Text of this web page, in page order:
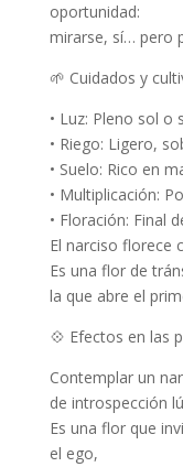
oportunidad:
mirarse, sí… pero
🌱 Cuidados y
• Luz: Pleno sol o
• Riego: Ligero,
• Suelo: Rico en
• Multiplicación:
• Floración: Final
El narciso florece
Es una flor de
la que abre el
💠 Efectos en las
Contemplar un
de introspección
Es una flor que
el ego,